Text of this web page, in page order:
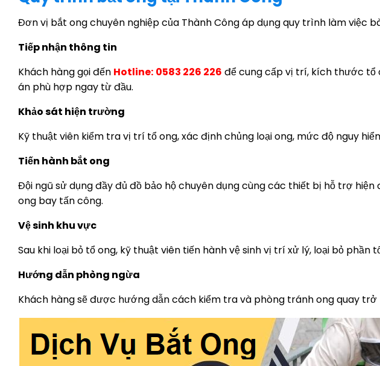
Đơn vị bắt ong chuyên nghiệp của Thành Công áp dụng quy trình làm việc
Tiếp nhận thông tin
Khách hàng gọi đến Hotline: 0583 226 226 để cung cấp vị trí, kích thước tổ
án phù hợp ngay từ đầu.
Khảo sát hiện trường
Kỹ thuật viên kiểm tra vị trí tổ ong, xác định chủng loại ong, mức độ nguy
Tiến hành bắt ong
Đội ngũ sử dụng đầy đủ đồ bảo hộ chuyên dụng cùng các thiết bị hỗ trợ
ong bay tấn công.
Vệ sinh khu vực
Sau khi loại bỏ tổ ong, kỹ thuật viên tiến hành vệ sinh vị trí xử lý, loại bỏ
Hướng dẫn phòng ngừa
Khách hàng sẽ được hướng dẫn cách kiểm tra và phòng tránh ong quay trở